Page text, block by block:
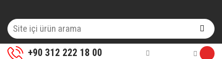
+90 312 222 18 00